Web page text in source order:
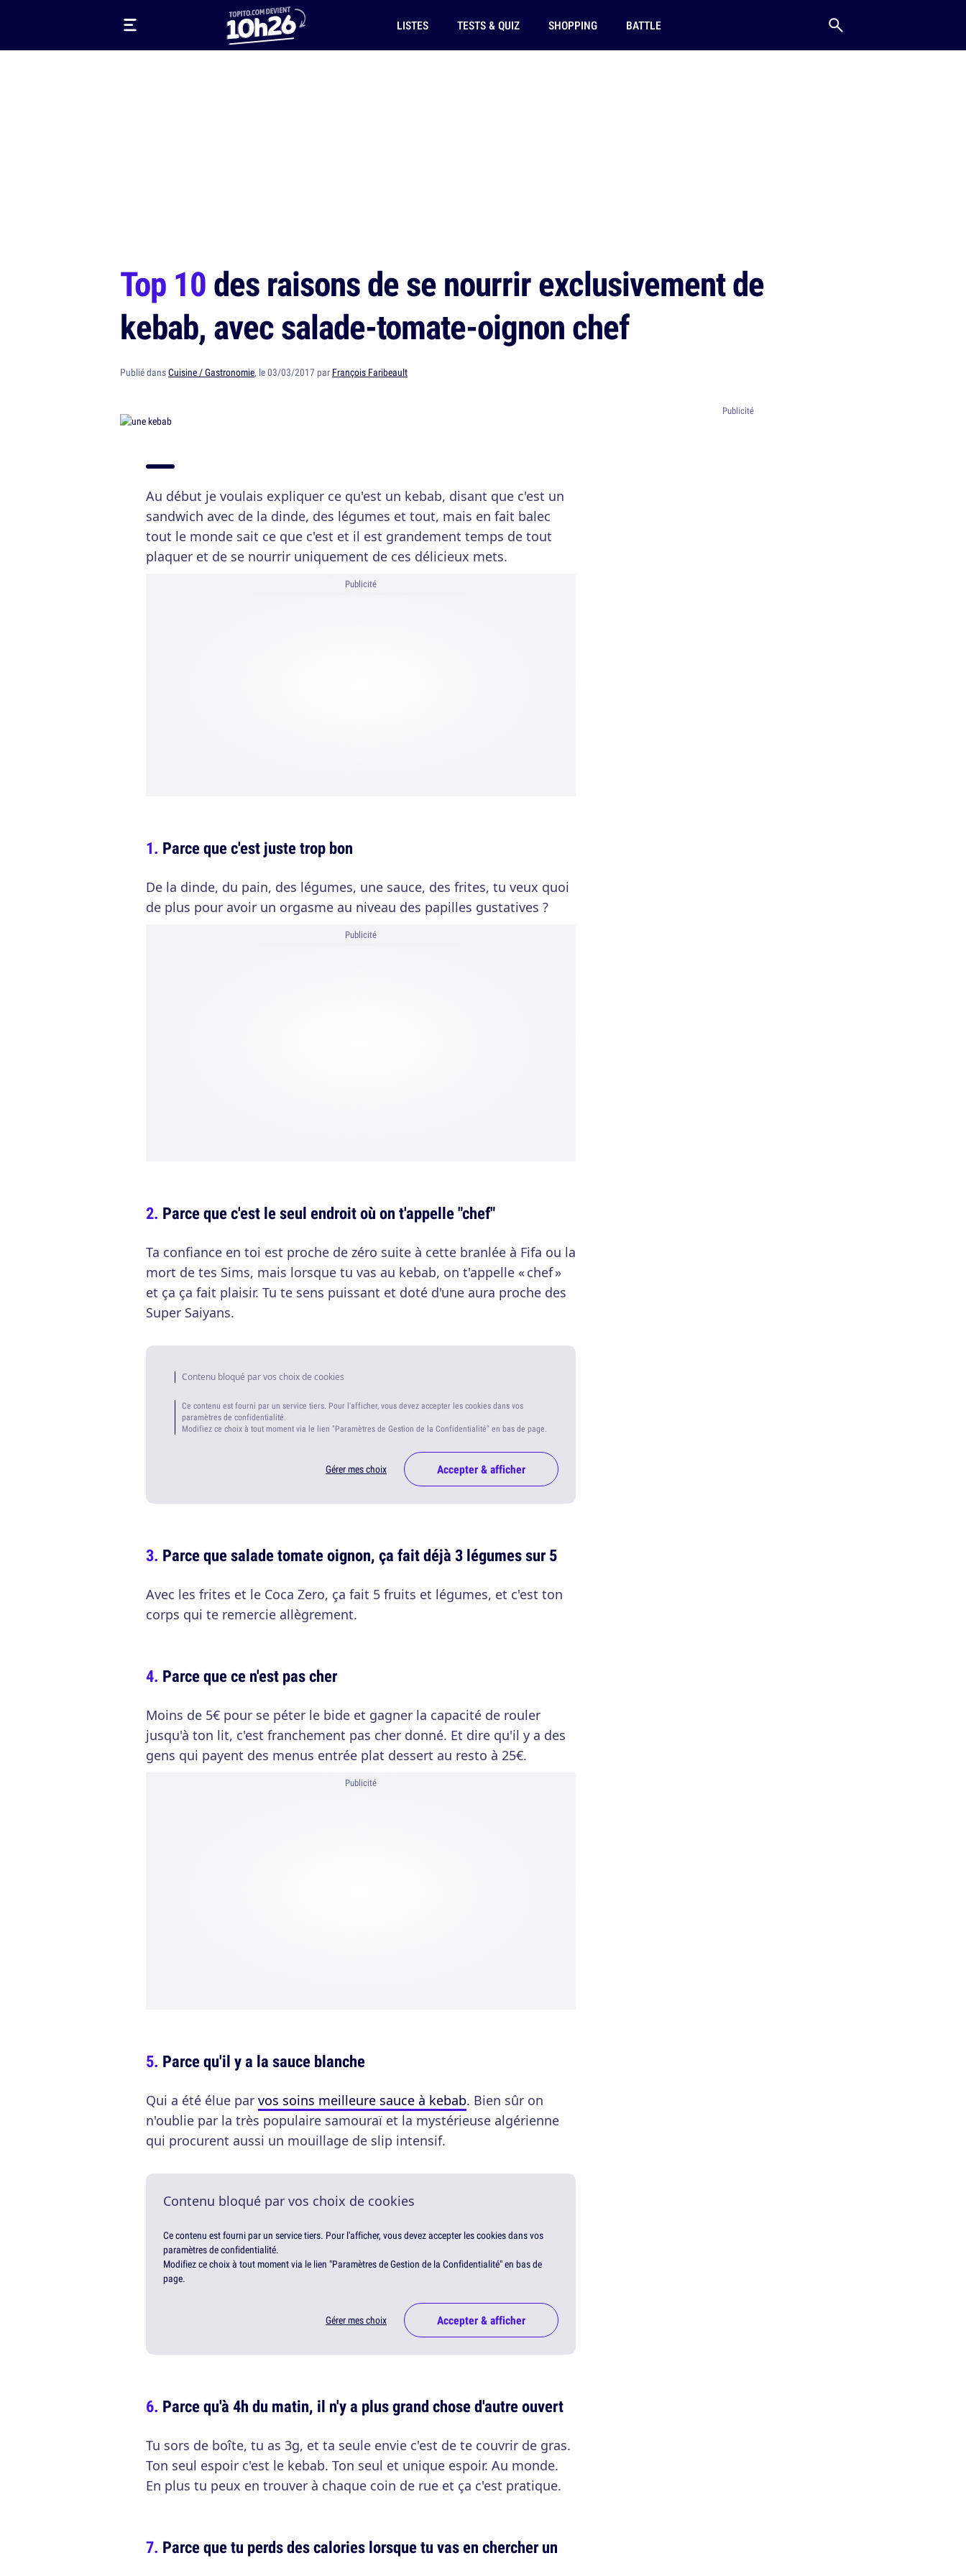
LISTES TESTS & QUIZ SHOPPING BATTLE
Top 10des raisons de se nourrir exclusivement de
kebab, avec salade-tomate-oignon chef
Publié dansCuisine / Gastronomie, le 03/03/2017 par François Faribeault
Au début je voulais expliquer ce qu'est un kebab, disant que c'est un
sandwich avec de la dinde, des légumes et tout, mais en fait balec
tout le monde sait ce que c'est et il est grandement temps de tout
plaquer et de se nourrir uniquement de ces délicieux mets.
Publicité
Parce que c'est juste trop bon
De la dinde, du pain, des légumes, une sauce, des frites, tu veux quoi
de plus pour avoir un orgasme au niveau des papilles gustatives ?
Publicité
Parce que c'est le seul endroit où on t'appelle "chef"
Ta confiance en toi est proche de zéro suite à cette branlée à Fifa ou la
mort de tes Sims, mais lorsque tu vas au kebab, on t'appelle « chef »
et ça ça fait plaisir. Tu te sens puissant et doté d'une aura proche des
Super Saiyans.
Contenu bloqué par vos choix de cookies
Ce contenu est fourni par un service tiers. Pour l'afficher, vous devez accepter les cookies dans vos
paramètres de confidentialité.
Modifiez ce choix à tout moment via le lien "Paramètres de Gestion de la Confidentialité" en bas de page.
Gérer mes choix Accepter & afficher
Parce que salade tomate oignon, ça fait déjà 3 légumes sur 5
Avec les frites et le Coca Zero, ça fait 5 fruits et légumes, et c'est ton
corps qui te remercie allègrement.
Parce que ce n'est pas cher
Moins de 5€ pour se péter le bide et gagner la capacité de rouler
jusqu'à ton lit, c'est franchement pas cher donné. Et dire qu'il y a des
gens qui payent des menus entrée plat dessert au resto à 25€.
Publicité
Parce qu'il y a la sauce blanche
Qui a été élue par vos soins meilleure sauce à kebab. Bien sûr on
n'oublie par la très populaire samouraï et la mystérieuse algérienne
qui procurent aussi un mouillage de slip intensif.
Contenu bloqué par vos choix de cookies
Ce contenu est fourni par un service tiers. Pour l'afficher, vous devez accepter les cookies dans vos
paramètres de confidentialité.
Modifiez ce choix à tout moment via le lien "Paramètres de Gestion de la Confidentialité" en bas de
page.
Gérer mes choix Accepter & afficher
Parce qu'à 4h du matin, il n'y a plus grand chose d'autre ouvert
Tu sors de boîte, tu as 3g, et ta seule envie c'est de te couvrir de gras.
Ton seul espoir c'est le kebab. Ton seul et unique espoir. Au monde.
En plus tu peux en trouver à chaque coin de rue et ça c'est pratique.
Parce que tu perds des calories lorsque tu vas en chercher un